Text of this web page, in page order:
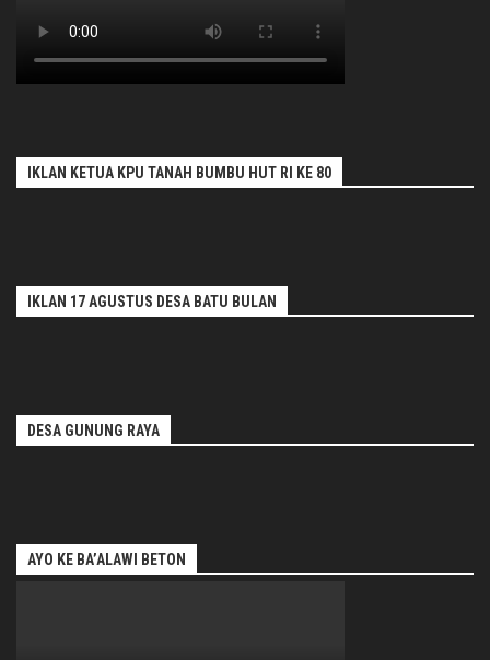
IKLAN KETUA KPU TANAH BUMBU HUT RI KE 80
IKLAN 17 AGUSTUS DESA BATU BULAN
DESA GUNUNG RAYA
AYO KE BA’ALAWI BETON